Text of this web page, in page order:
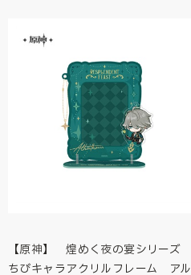
【原神】 煌めく夜の宴シリーズ
ちびキャラアクリルフレーム アル